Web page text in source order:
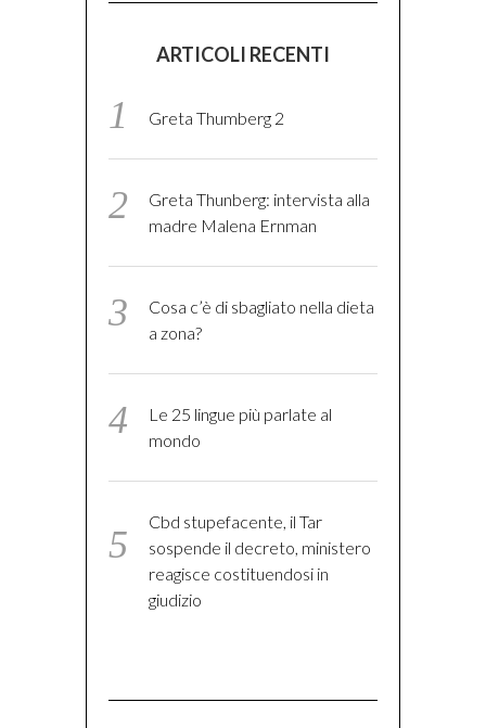
ARTICOLI RECENTI
Greta Thumberg 2
Greta Thunberg: intervista alla
madre Malena Ernman
Cosa c’è di sbagliato nella dieta
a zona?
Le 25 lingue più parlate al
mondo
Cbd stupefacente, il Tar
sospende il decreto, ministero
reagisce costituendosi in
giudizio